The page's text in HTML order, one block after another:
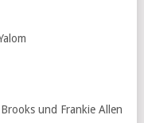
und Frankie Allen